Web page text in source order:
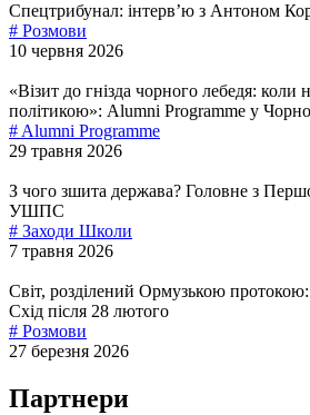
Спецтрибунал: інтервʼю з Антоном
# Розмови
10 червня 2026
«Візит до гнізда чорного лебедя: коли
політикою»: Alumni Programme у
# Alumni Programme
29 травня 2026
З чого зшита держава? Головне з
УШПС
# Заходи Школи
7 травня 2026
Світ, розділений Ормузькою
Схід після 28 лютого
# Розмови
27 березня 2026
Партнери